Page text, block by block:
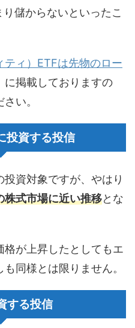
儲からないといったこ
ティ）ETFは先物のロー
に掲載しておりますの
い。
投資する投信
資対象ですが、やはり
株式市場に近い推移とな
格が上昇したとしてもエ
同様とは限りません。
する投信